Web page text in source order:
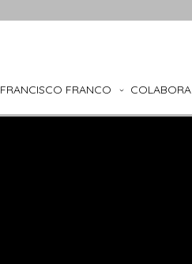
FRANCISCO FRANCO COLABORA